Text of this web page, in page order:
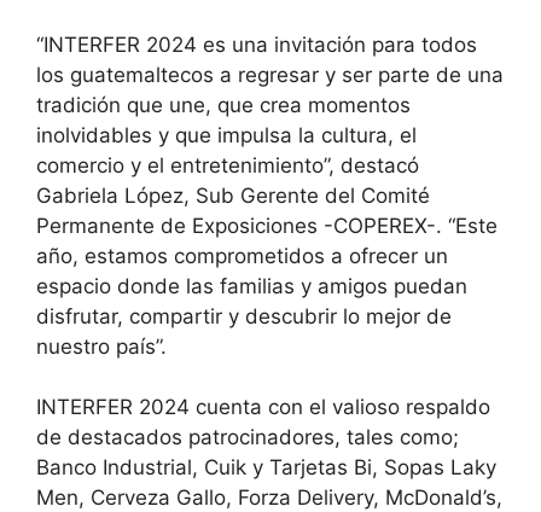
“INTERFER 2024 es una invitación para todos
los guatemaltecos a regresar y ser parte de una
tradición que une, que crea momentos
inolvidables y que impulsa la cultura, el
comercio y el entretenimiento”, destacó
Gabriela López, Sub Gerente del Comité
Permanente de Exposiciones -COPEREX-. “Este
año, estamos comprometidos a ofrecer un
espacio donde las familias y amigos puedan
disfrutar, compartir y descubrir lo mejor de
nuestro país”.
INTERFER 2024 cuenta con el valioso respaldo
de destacados patrocinadores, tales como;
Banco Industrial, Cuik y Tarjetas Bi, Sopas Laky
Men, Cerveza Gallo, Forza Delivery, McDonald’s,